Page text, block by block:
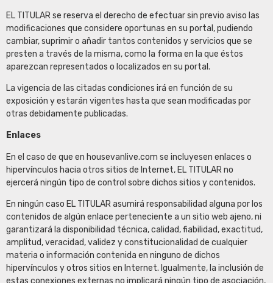
EL TITULAR se reserva el derecho de efectuar sin previo aviso las
modificaciones que considere oportunas en su portal, pudiendo
cambiar, suprimir o añadir tantos contenidos y servicios que se
presten a través de la misma, como la forma en la que éstos
aparezcan representados o localizados en su portal.
La vigencia de las citadas condiciones irá en función de su
exposición y estarán vigentes hasta que sean modificadas por
otras debidamente publicadas.
Enlaces
En el caso de que en housevanlive.com se incluyesen enlaces o
hipervínculos hacia otros sitios de Internet, EL TITULAR no
ejercerá ningún tipo de control sobre dichos sitios y contenidos.
En ningún caso EL TITULAR asumirá responsabilidad alguna por los
contenidos de algún enlace perteneciente a un sitio web ajeno, ni
garantizará la disponibilidad técnica, calidad, fiabilidad, exactitud,
amplitud, veracidad, validez y constitucionalidad de cualquier
materia o información contenida en ninguno de dichos
hipervínculos y otros sitios en Internet. Igualmente, la inclusión de